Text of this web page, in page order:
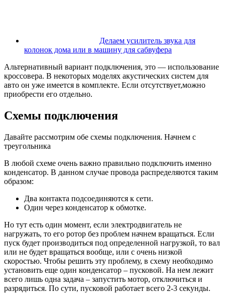
Делаем усилитель звука для
колонок дома или в машину для сабвуфера
Альтернативный вариант подключения, это — использование
кроссовера. В некоторых моделях акустических систем для
авто он уже имеется в комплекте. Если отсутствует,можно
приобрести его отдельно.
Схемы подключения
Давайте рассмотрим обе схемы подключения. Начнем с
треугольника
В любой схеме очень важно правильно подключить именно
конденсатор. В данном случае провода распределяются таким
образом:
Два контакта подсоединяются к сети.
Один через конденсатор к обмотке.
Но тут есть один момент, если электродвигатель не
нагружать, то его ротор без проблем начнем вращаться. Если
пуск будет производиться под определенной нагрузкой, то вал
или не будет вращаться вообще, или с очень низкой
скоростью. Чтобы решить эту проблему, в схему необходимо
установить еще один конденсатор – пусковой. На нем лежит
всего лишь одна задача – запустить мотор, отключиться и
разрядиться. По сути, пусковой работает всего 2-3 секунды.